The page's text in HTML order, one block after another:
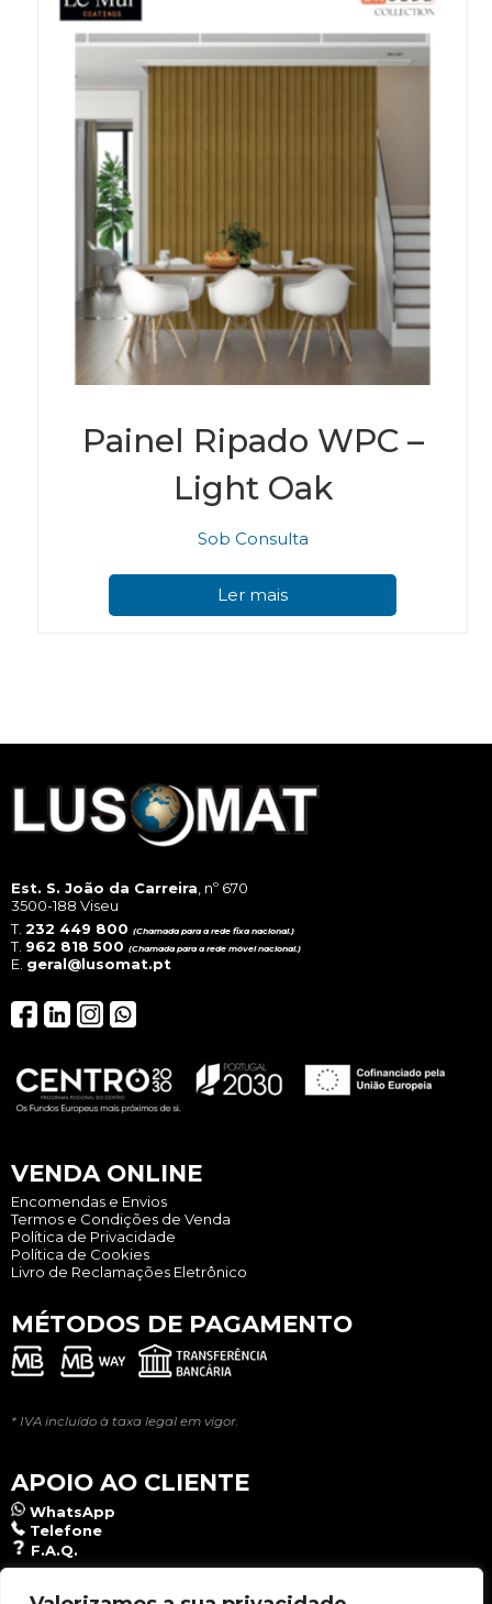
Painel Ripado WPC –
Light Oak
Sob Consulta
Ler mais
Est. S. João da Carreira , nº 670
3500-188 Viseu
T. 232 449 800 (Chamada para a rede fixa nacional.)
T. 962 818 500 (Chamada para a rede móvel nacional.)
E. geral@lusomat.pt
VENDA ONLINE
Encomendas e Envios
Termos e Condições de Venda
Política de Privacidade
Política de Cookies
Livro de Reclamações Eletrônico
MÉTODOS DE PAGAMENTO
* IVA incluído à taxa legal em vigor.
APOIO AO CLIENTE
WhatsApp
Telefone
F.A.Q.